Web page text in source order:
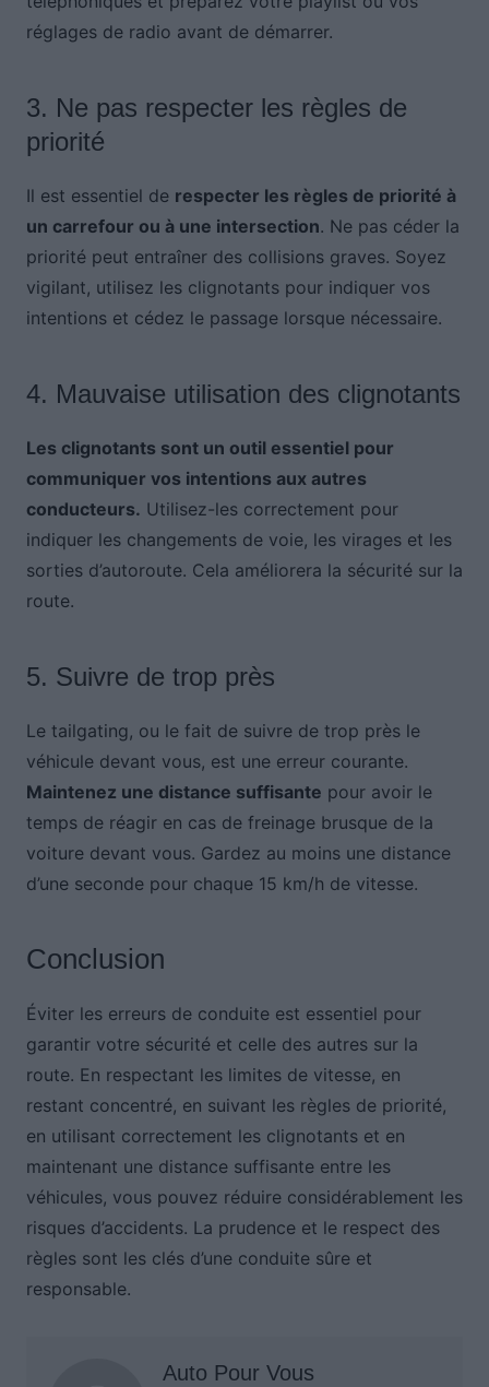
réglages de radio avant de démarrer.
3. Ne pas respecter les règles de
priorité
Il est essentiel de respecter les règles de priorité à
un carrefour ou à une intersection. Ne pas céder la
priorité peut entraîner des collisions graves. Soyez
vigilant, utilisez les clignotants pour indiquer vos
intentions et cédez le passage lorsque nécessaire.
4. Mauvaise utilisation des clignotants
Les clignotants sont un outil essentiel pour
communiquer vos intentions aux autres
conducteurs. Utilisez-les correctement pour
indiquer les changements de voie, les virages et les
sorties d’autoroute. Cela améliorera la sécurité sur la
route.
5. Suivre de trop près
Le tailgating, ou le fait de suivre de trop près le
véhicule devant vous, est une erreur courante.
Maintenez une distance suffisante pour avoir le
temps de réagir en cas de freinage brusque de la
voiture devant vous. Gardez au moins une distance
d’une seconde pour chaque 15 km/h de vitesse.
Conclusion
Éviter les erreurs de conduite est essentiel pour
garantir votre sécurité et celle des autres sur la
route. En respectant les limites de vitesse, en
restant concentré, en suivant les règles de priorité,
en utilisant correctement les clignotants et en
maintenant une distance suffisante entre les
véhicules, vous pouvez réduire considérablement les
risques d’accidents. La prudence et le respect des
règles sont les clés d’une conduite sûre et
responsable.
Auto Pour Vous